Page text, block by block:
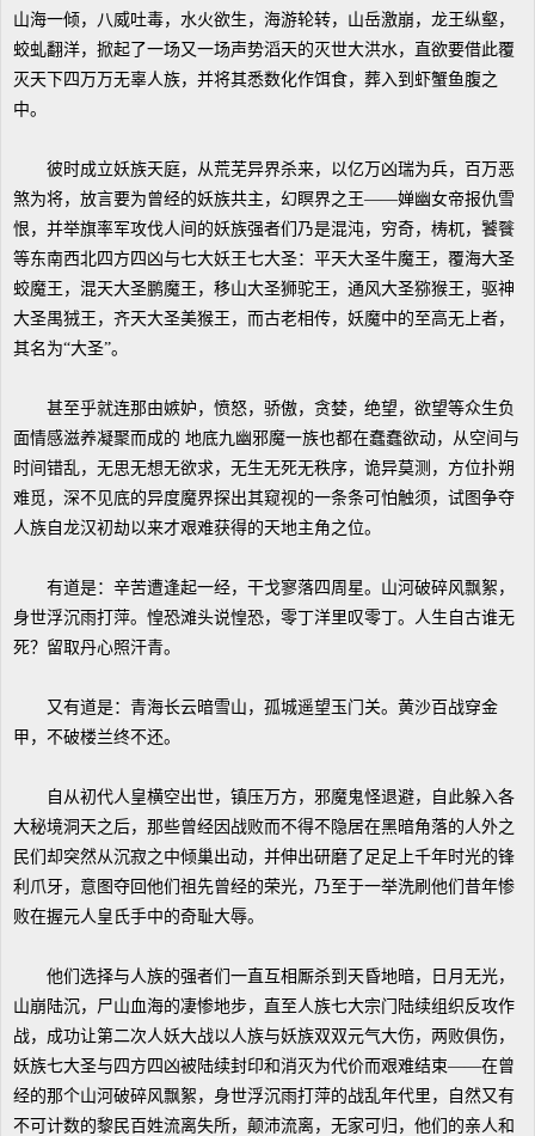
山海一倾，八威吐毒，水火欲生，海游轮转，山岳激崩，龙王纵壑，
蛟虬翻洋，掀起了一场又一场声势滔天的灭世大洪水，直欲要借此覆
灭天下四万万无辜人族，并将其悉数化作饵食，葬入到虾蟹鱼腹之
中。
彼时成立妖族天庭，从荒芜异界杀来，以亿万凶瑞为兵，百万恶
煞为将，放言要为曾经的妖族共主，幻瞑界之王——婵幽女帝报仇雪
恨，并举旗率军攻伐人间的妖族强者们乃是混沌，穷奇，梼杌，饕餮
等东南西北四方四凶与七大妖王七大圣：平天大圣牛魔王，覆海大圣
蛟魔王，混天大圣鹏魔王，移山大圣狮驼王，通风大圣猕猴王，驱神
大圣禺狨王，齐天大圣美猴王，而古老相传，妖魔中的至高无上者，
其名为“大圣”。
甚至乎就连那由嫉妒，愤怒，骄傲，贪婪，绝望，欲望等众生负
面情感滋养凝聚而成的 地底九幽邪魔一族也都在蠢蠢欲动，从空间与
时间错乱，无思无想无欲求，无生无死无秩序，诡异莫测，方位扑朔
难觅，深不见底的异度魔界探出其窥视的一条条可怕触须，试图争夺
人族自龙汉初劫以来才艰难获得的天地主角之位。
有道是：辛苦遭逢起一经，干戈寥落四周星。山河破碎风飘絮，
身世浮沉雨打萍。惶恐滩头说惶恐，零丁洋里叹零丁。人生自古谁无
死？留取丹心照汗青。
又有道是：青海长云暗雪山，孤城遥望玉门关。黄沙百战穿金
甲，不破楼兰终不还。
自从初代人皇横空出世，镇压万方，邪魔鬼怪退避，自此躲入各
大秘境洞天之后，那些曾经因战败而不得不隐居在黑暗角落的人外之
民们却突然从沉寂之中倾巢出动，并伸出研磨了足足上千年时光的锋
利爪牙，意图夺回他们祖先曾经的荣光，乃至于一举洗刷他们昔年惨
败在握元人皇氏手中的奇耻大辱。
他们选择与人族的强者们一直互相厮杀到天昏地暗，日月无光，
山崩陆沉，尸山血海的凄惨地步，直至人族七大宗门陆续组织反攻作
战，成功让第二次人妖大战以人族与妖族双双元气大伤，两败俱伤，
妖族七大圣与四方四凶被陆续封印和消灭为代价而艰难结束——在曾
经的那个山河破碎风飘絮，身世浮沉雨打萍的战乱年代里，自然又有
不可计数的黎民百姓流离失所，颠沛流离，无家可归，他们的亲人和